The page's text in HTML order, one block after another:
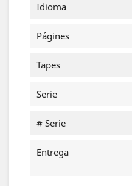
Idioma
Págines
Tapes
Serie
# Serie
Entrega